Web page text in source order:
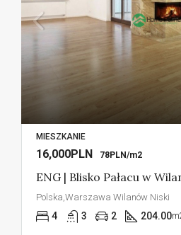
MIESZKANIE
16,000PLN 78PLN/m2
Polska,Warszawa Wilanów Niski
4 3 2 204.00